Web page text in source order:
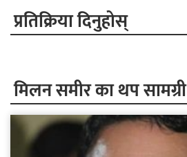
प्रतिक्रिया दिनुहोस्
मिलन समीर का थप सामग्री